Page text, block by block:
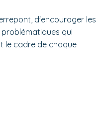
d'encourager les
qui
le cadre de chaque